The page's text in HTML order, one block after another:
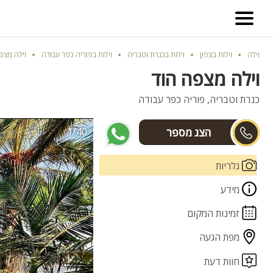
וילה וילות בצפון וילות בכנרת וטבריה וילות בפוריה כפר עבודה וילה
וילה מצפה הוד
כנרת וטבריה, פוריה כפר עבודה
גלריות
מידע
זמינות המקום
מפת הגעה
חוות דעת
1/40